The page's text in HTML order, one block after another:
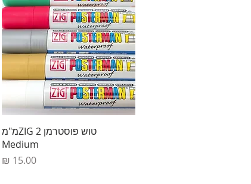
תצוגה מהירה
טוש פוסטרמן ZIG 2מ"מ
Medium
מחיר‏15.00 ‏₪